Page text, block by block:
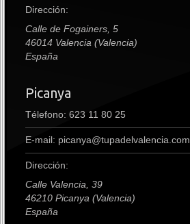
Dirección:
Calle de Fogainers, 5
46014 Valencia (Valencia)
España
Picanya
Télefono: 623 11 80 25
E-mail: picanya@tupadelvalencia.com
Dirección:
Calle Valencia, 39
46210 Picanya (Valencia)
España